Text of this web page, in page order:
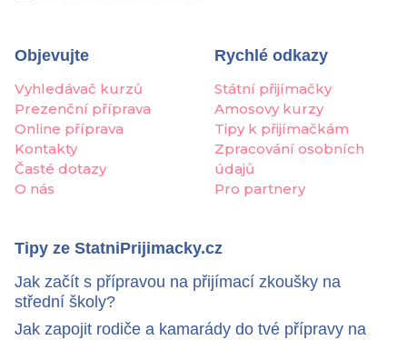
Objevujte
Vyhledávač kurzů
Prezenční příprava
Online příprava
Kontakty
Časté dotazy
O nás
Rychlé odkazy
Státní přijímačky
Amosovy kurzy
Tipy k přijímačkám
Zpracování osobních
údajů
Pro partnery
Tipy ze StatniPrijimacky.cz
Jak začít s přípravou na přijímací zkoušky na
střední školy?
Jak zapojit rodiče a kamarády do tvé přípravy na